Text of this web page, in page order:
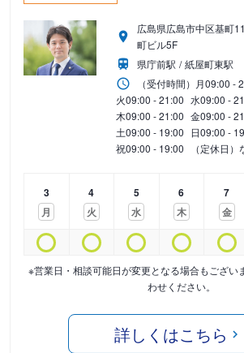
広島県広島市中区基町
町ビル5F
県庁前駅
紙屋町東駅
（受付時間） 月09:00 -
火09:00 - 21:00 水09:00 -
木09:00 - 21:00 金09:00 -
土09:00 - 19:00 日09:00 -
祝09:00 - 19:00 （定休日）
3
月
4
火
5
水
6
木
7
金
※営業日・相談可能日が変更となる場合もござい
わせください。
詳しくはこちら